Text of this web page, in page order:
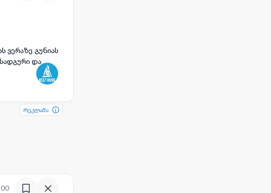
ვერაზე გუნიას
და
და
რეკლამა
რეკლამა